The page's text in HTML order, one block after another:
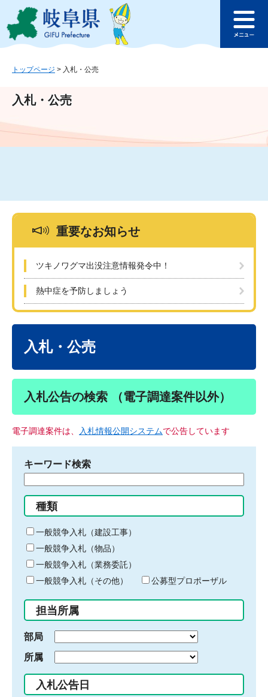
ジ
ュ
文
このページの本文へ
ュ
トップページ > 入札・公売
入札・公売
重要なお知らせ
ツキノワグマ出没注意情報発令中！
熱中症を予防しましょう
入札・公売
入札公告の検索 （電子調達案件以外）
電子調達案件は、 入札情報公開システムで公告しています
キーワード検索
る
キ
ー
ワ
ー
ド
入
力
種類
一般競争入札（建設工事）
一般競争入札（物品）
一般競争入札（業務委託）
一般競争入札（その他）
公募型プロポーザル
担当所属
部局
所属
入札公告日